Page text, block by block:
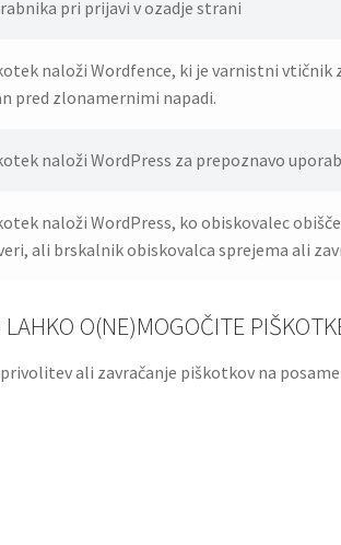
pri prijavi v ozadje strani
naloži Wordfence, ki je varnistni vtičnik
pred zlonamernimi napadi.
naloži WordPress za prepoznavo
naloži WordPress, ko obiskovalec
ali brskalnik obiskovalca sprejema ali
O(NE)MOGOČITE
ali zavračanje piškotkov na